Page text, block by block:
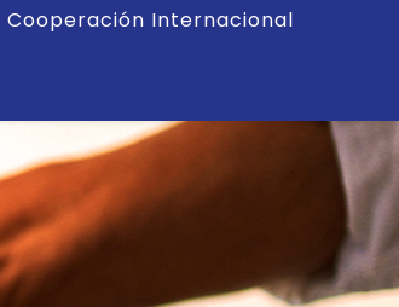
Cooperación Internacional